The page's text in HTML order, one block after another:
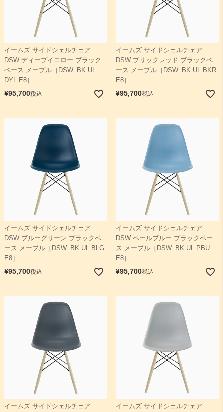
イームズ サイドシェルチェア
DSW ディープイエロー ブラック
ベース メープル［DSW. BK UL
DYL E8］
¥95,700税込
イームズ サイドシェルチェア
DSW ブリックレッド ブラックベ
ース メープル［DSW. BK UL BKR
E8］
¥95,700税込
イームズ サイドシェルチェア
DSW ブルーグリーン ブラックベ
ース メープル［DSW. BK UL BLG
E8］
¥95,700税込
イームズ サイドシェルチェア
DSW ペールブルー ブラックベー
ス メープル［DSW. BK UL PBU
E8］
¥95,700税込
イームズ サイドシェルチェア
イームズ サイドシェルチェア